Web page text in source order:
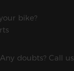
bike?
Any doubts? Call us